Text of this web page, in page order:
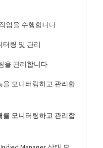
업을 수행합니다
터링 및 관리
을 관리합니다
을 모니터링하고 관리합
를 모니터링하고 관리합